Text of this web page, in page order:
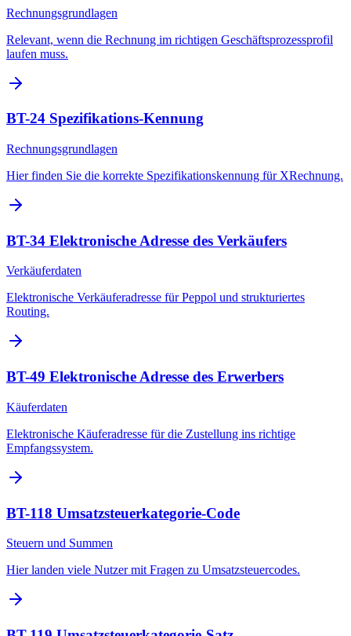
Rechnungsgrundlagen
Relevant, wenn die Rechnung im richtigen Geschäftsprozessprofil
laufen muss.
BT-24 Spezifikations-Kennung
Rechnungsgrundlagen
Hier finden Sie die korrekte Spezifikationskennung für XRechnung.
BT-34 Elektronische Adresse des Verkäufers
Verkäuferdaten
Elektronische Verkäuferadresse für Peppol und strukturiertes
Routing.
BT-49 Elektronische Adresse des Erwerbers
Käuferdaten
Elektronische Käuferadresse für die Zustellung ins richtige
Empfangssystem.
BT-118 Umsatzsteuerkategorie-Code
Steuern und Summen
Hier landen viele Nutzer mit Fragen zu Umsatzsteuercodes.